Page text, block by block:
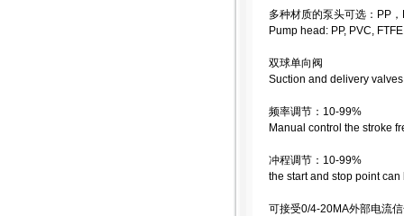
多种材质的泵头可选：PP
Pump head: PP, PVC,
双球单向阀
Suction and delivery
频率调节：10-99%
Manual control the stroke
冲程调节：10-99%
the start and stop point
可接受0/4-20MA外部电流